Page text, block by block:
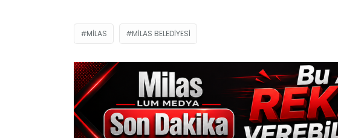
MILAS MILAS BELEDIYESI